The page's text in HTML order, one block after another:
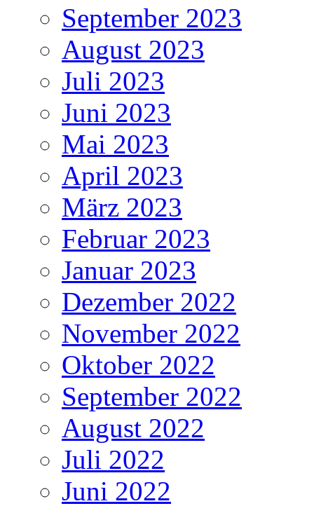
September 2023
August 2023
Juli 2023
Juni 2023
Mai 2023
April 2023
März 2023
Februar 2023
Januar 2023
Dezember 2022
November 2022
Oktober 2022
September 2022
August 2022
Juli 2022
Juni 2022